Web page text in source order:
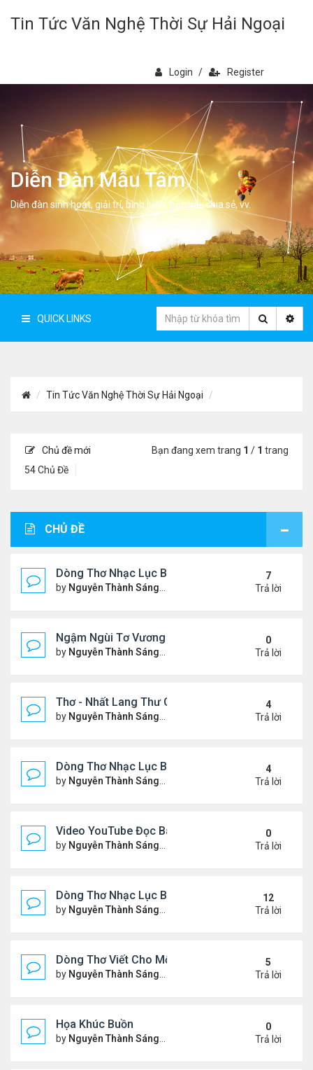
Tin Tức Văn Nghệ Thời Sự Hải Ngoại
Login / Register
Diễn Đàn Mẫu Tâm
Diễn đàn sinh hoạt, giải trí, bình luân, học hỏi, chia sẻ, vv.
QUICK LINKS
Tin Tức Văn Nghệ Thời Sự Hải Ngoại
Chủ đề mới
54 Chủ Đề
Bạn đang xem trang 1 / 1 trang
CHỦ ĐỀ
Dòng Thơ Nhạc Lục Bát Trích Đoạn - Gõ Google:
by Nguyễn Thành Sáng Thứ 5 Tháng 7 23, 2026 8:01
7
Trả lời
Ngậm Ngùi Tơ Vương - Video YouTube ngâm bài
by Nguyễn Thành Sáng Thứ 6 Tháng 7 24, 2026 9:50
0
Trả lời
Thơ - Nhất Lang Thư Quán (từ khóa Google)
by Nguyễn Thành Sáng Thứ 2 Tháng 7 13, 2026 7:17
4
Trả lời
Dòng Thơ Nhạc Lục Bát (2)
by Nguyễn Thành Sáng Thứ 5 Tháng 7 02, 2026 8:51
4
Trả lời
Video YouTube Đọc Bài Thơ "Nỗi Niềm Bên Sương
by Nguyễn Thành Sáng Thứ 3 Tháng 7 07, 2026 10:06
0
Trả lời
Dòng Thơ Nhạc Lục Bát (1)
by Nguyễn Thành Sáng Thứ 4 Tháng 4 15, 2026 2:27
12
Trả lời
Dòng Thơ Viết Cho Một Người
by Nguyễn Thành Sáng Chủ nhật Tháng 6 07, 2026
5
Trả lời
Họa Khúc Buồn
by Nguyễn Thành Sáng Thứ 2 Tháng 6 22, 2026 9:37
0
Trả lời